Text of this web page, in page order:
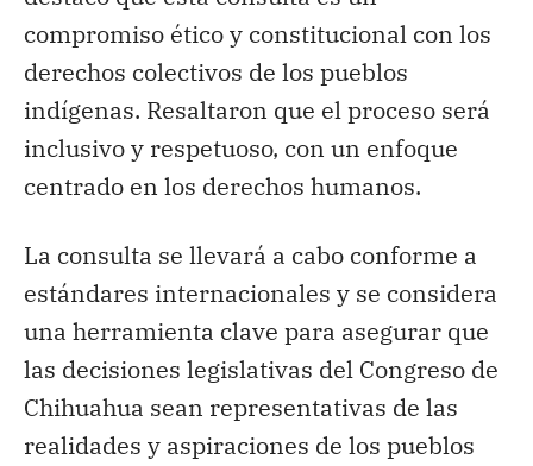
compromiso ético y constitucional con los
derechos colectivos de los pueblos
indígenas. Resaltaron que el proceso será
inclusivo y respetuoso, con un enfoque
centrado en los derechos humanos.
La consulta se llevará a cabo conforme a
estándares internacionales y se considera
una herramienta clave para asegurar que
las decisiones legislativas del Congreso de
Chihuahua sean representativas de las
realidades y aspiraciones de los pueblos